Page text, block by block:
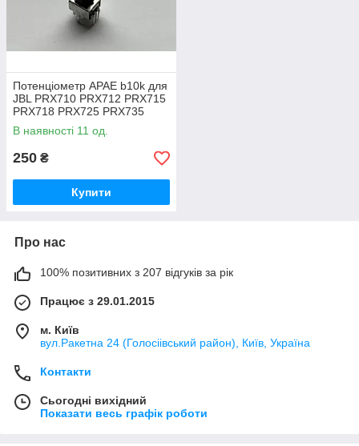
Потенціометр APAE b10k для
JBL PRX710 PRX712 PRX715
PRX718 PRX725 PRX735
PRX815 PRX835 PRX825
В наявності 11 од.
250 ₴
Купити
Про нас
100% позитивних з 207 відгуків за рік
Працює з 29.01.2015
м. Київ
вул.Ракетна 24 (Голосіівський район), Київ, Україна
Контакти
Сьогодні вихідний
Показати весь графік роботи